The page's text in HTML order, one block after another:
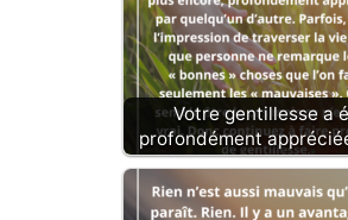
Votre gentillesse a
profondément